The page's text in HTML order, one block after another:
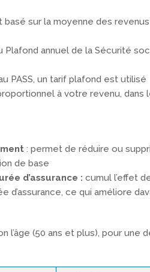
basé sur la moyenne des
annuel de la Sécurité
PASS, un tarif plafond est utilisé
à votre revenu, dans
: permet de réduire ou
de base
d’assurance : cumul l’effet
d’assurance, ce qui améliore
l’âge (50 ans et plus), pour une